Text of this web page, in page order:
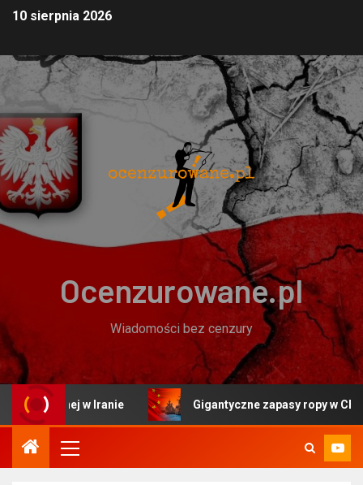
10 sierpnia 2026
Ocenzurowane.pl
Wiadomości bez cenzury
w Iranie Gigantyczne zapasy ropy w Chinach